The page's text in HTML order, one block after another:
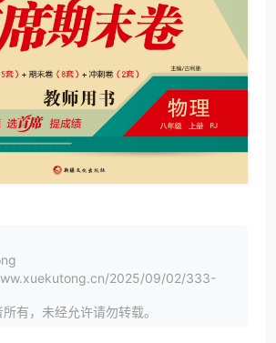
2025/09/02/333-
有，未经允许请勿转载。